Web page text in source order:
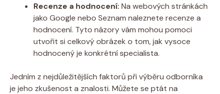
Recenze a hodnocení: Na webových stránkách
jako Google nebo Seznam naleznete recenze a
hodnocení. Tyto názory vám mohou pomoci
utvořit si celkový obrázek o tom, jak vysoce
hodnocený je konkrétní specialista.
Jedním z nejdůležitějších faktorů při výběru odborníka
je jeho zkušenost a znalosti. Můžete se ptát na